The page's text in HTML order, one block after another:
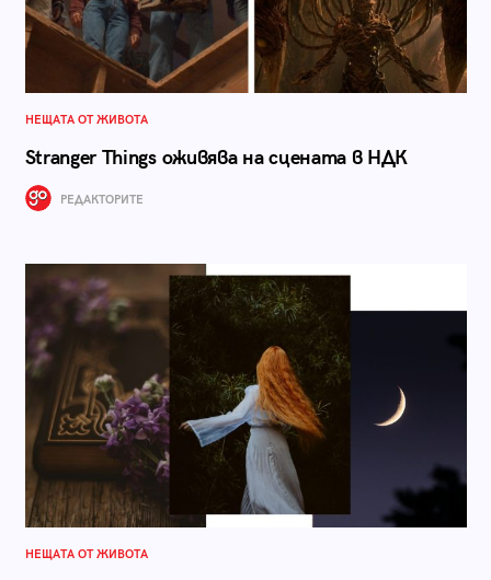
НЕЩАТА ОТ ЖИВОТА
Stranger Things оживява на сцената в НДК
РЕДАКТОРИТЕ
НЕЩАТА ОТ ЖИВОТА